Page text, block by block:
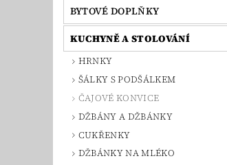
BYTOVÉ DOPLŇKY
KUCHYNĚ A STOLOVÁNÍ
HRNKY
ŠÁLKY S PODŠÁLKEM
ČAJOVÉ KONVICE
DŽBÁNY A DŽBÁNKY
CUKŘENKY
DŽBÁNKY NA MLÉKO